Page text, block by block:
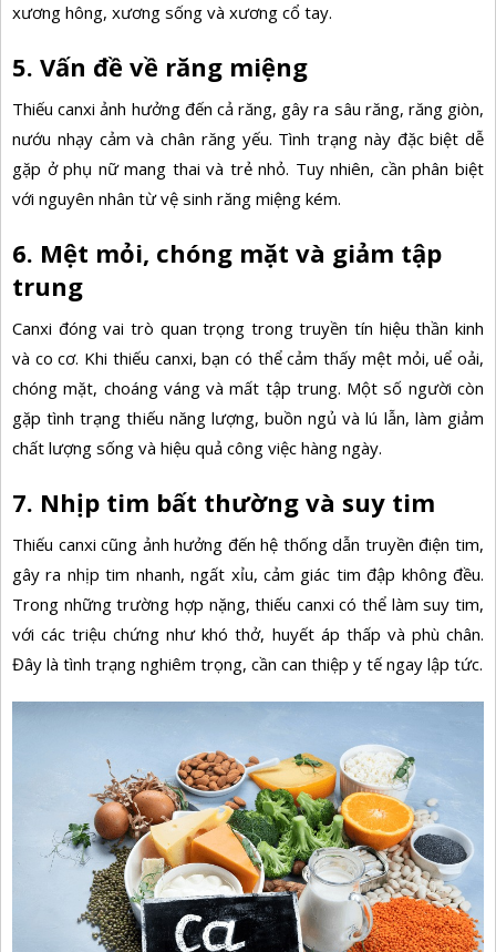
xương hông, xương sống và xương cổ tay.
5. Vấn đề về răng miệng
Thiếu canxi ảnh hưởng đến cả răng, gây ra sâu răng, răng giòn,
nướu nhạy cảm và chân răng yếu. Tình trạng này đặc biệt dễ
gặp ở phụ nữ mang thai và trẻ nhỏ. Tuy nhiên, cần phân biệt
với nguyên nhân từ vệ sinh răng miệng kém.
6. Mệt mỏi, chóng mặt và giảm tập
trung
Canxi đóng vai trò quan trọng trong truyền tín hiệu thần kinh
và co cơ. Khi thiếu canxi, bạn có thể cảm thấy mệt mỏi, uể oải,
chóng mặt, choáng váng và mất tập trung. Một số người còn
gặp tình trạng thiếu năng lượng, buồn ngủ và lú lẫn, làm giảm
chất lượng sống và hiệu quả công việc hàng ngày.
7. Nhịp tim bất thường và suy tim
Thiếu canxi cũng ảnh hưởng đến hệ thống dẫn truyền điện tim,
gây ra nhịp tim nhanh, ngất xỉu, cảm giác tim đập không đều.
Trong những trường hợp nặng, thiếu canxi có thể làm suy tim,
với các triệu chứng như khó thở, huyết áp thấp và phù chân.
Đây là tình trạng nghiêm trọng, cần can thiệp y tế ngay lập tức.